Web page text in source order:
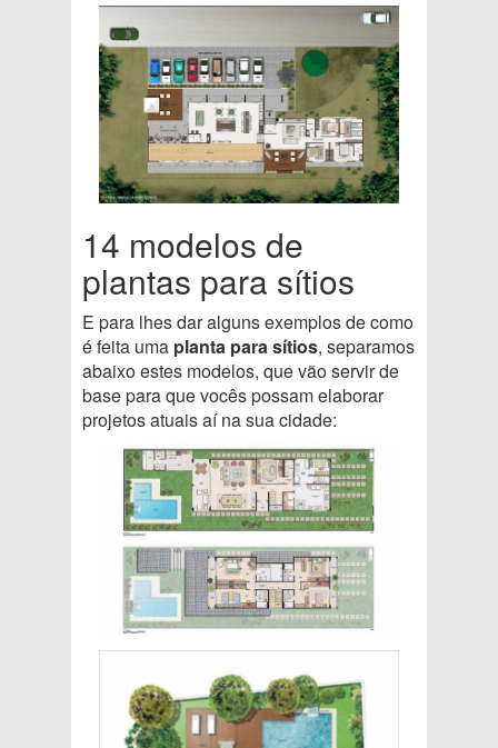
14 modelos de
plantas para sítios
E para lhes dar alguns exemplos de como
é feita uma planta para sítios, separamos
abaixo estes modelos, que vão servir de
base para que vocês possam elaborar
projetos atuais aí na sua cidade: